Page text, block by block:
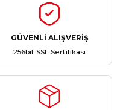
GÜVENLİ ALIŞVERİŞ
256bit SSL Sertifikası